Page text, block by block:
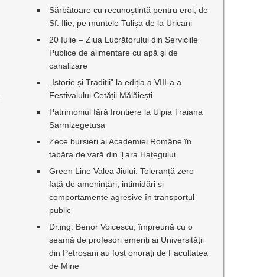
Sărbătoare cu recunoștință pentru eroi, de
Sf. Ilie, pe muntele Tulișa de la Uricani
20 Iulie – Ziua Lucrătorului din Serviciile
Publice de alimentare cu apă și de
canalizare
„Istorie și Tradiții” la ediția a VIII-a a
Festivalului Cetății Mălăiești
Patrimoniul fără frontiere la Ulpia Traiana
Sarmizegetusa
Zece bursieri ai Academiei Române în
tabăra de vară din Țara Hațegului
Green Line Valea Jiului: Toleranță zero
față de amenințări, intimidări și
comportamente agresive în transportul
public
Dr.ing. Benor Voicescu, împreună cu o
seamă de profesori emeriți ai Universității
din Petroșani au fost onorați de Facultatea
de Mine